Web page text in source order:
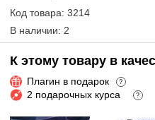
Код товара: 3214
В наличии: 2
К этому товару в
Плагин в подарок ?
2 подарочных курса ?